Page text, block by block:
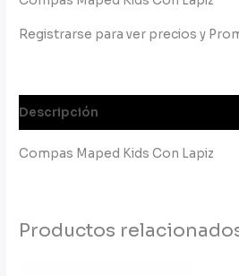
Registrarse para ver precios y
Descripción
Compas Maped Kids Con Lapiz
Productos